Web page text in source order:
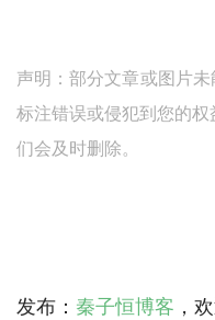
声明：部分文章或图片
标注错误或侵犯到您的
们会及时删除。
发布： 秦子恒博客 ，